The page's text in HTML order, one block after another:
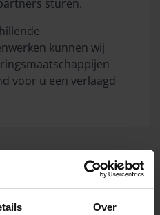
Over
sturen.
kunnen wij
voor u een verlaagd